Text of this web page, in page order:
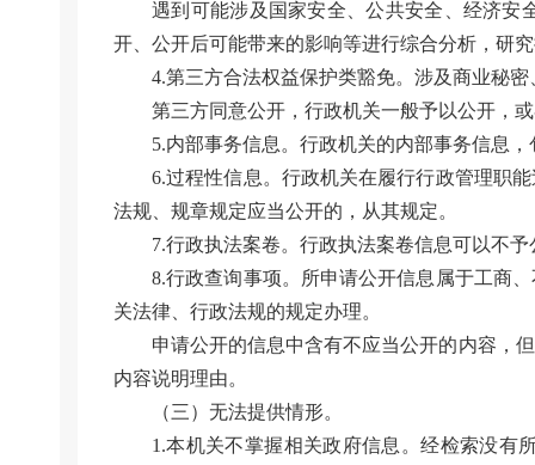
遇到可能涉及国家安全、公共安全、经济安
开、公开后可能带来的影响等进行综合分析，研
4.第三方合法权益保护类豁免。涉及商业秘
第三方同意公开，行政机关一般予以公开，
5.内部事务信息。行政机关的内部事务信息
6.过程性信息。行政机关在履行行政管理职
法规、规章规定应当公开的，从其规定。
7.行政执法案卷。行政执法案卷信息可以不
8.行政查询事项。所申请公开信息属于工商
关法律、行政法规的规定办理。
申请公开的信息中含有不应当公开的内容，
内容说明理由。
（三）无法提供情形。
1.本机关不掌握相关政府信息。经检索没有